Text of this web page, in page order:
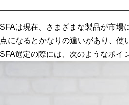
SFAは現在、さまざまな製品が市場
点になるとかなりの違いがあり、使
SFA選定の際には、次のようなポイ